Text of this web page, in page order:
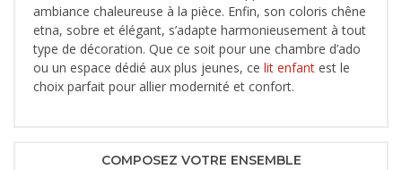
ambiance chaleureuse à la pièce. Enfin, son coloris chêne
etna, sobre et élégant, s’adapte harmonieusement à tout
type de décoration. Que ce soit pour une chambre d’ado
ou un espace dédié aux plus jeunes, ce lit enfant est le
choix parfait pour allier modernité et confort.
COMPOSEZ VOTRE ENSEMBLE